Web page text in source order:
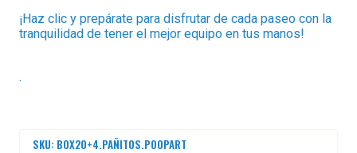
¡Haz clic y prepárate para disfrutar de cada paseo con la
tranquilidad de tener el mejor equipo en tus manos!
.
SKU: BOX20+4.PAÑITOS.POOPART